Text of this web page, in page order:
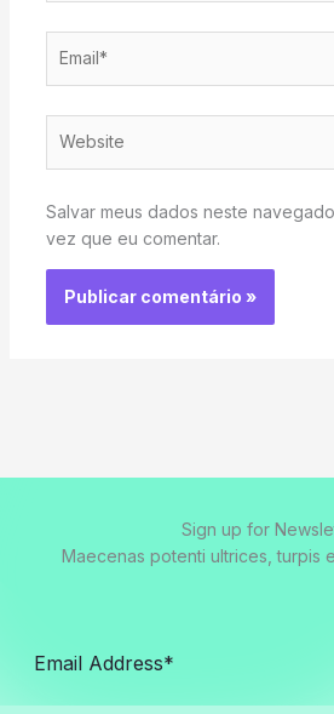
Salvar meus dados neste
vez que eu comentar.
Sign up for
Maecenas potenti ultrices, turpis